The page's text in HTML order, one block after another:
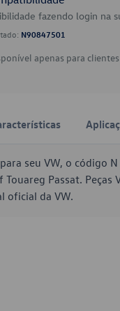
fazendo login na
N90847501
apenas para
seu VW, o código
Passat. Peças
oficial da VW.